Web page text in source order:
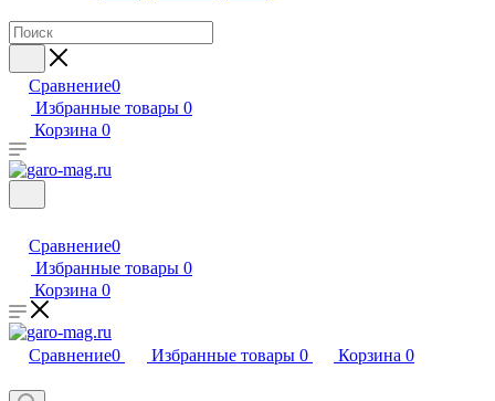
Сравнение0
Избранные товары 0
Корзина 0
Сравнение0
Избранные товары 0
Корзина 0
Сравнение0 Избранные товары 0 Корзина 0